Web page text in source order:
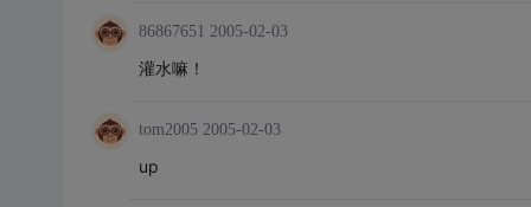
86867651 2005-02-03
灌水嘛！
tom2005 2005-02-03
up